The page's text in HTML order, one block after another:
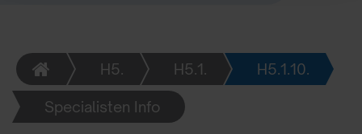
H5. H5.1. H5.1.10.
Specialisten Info